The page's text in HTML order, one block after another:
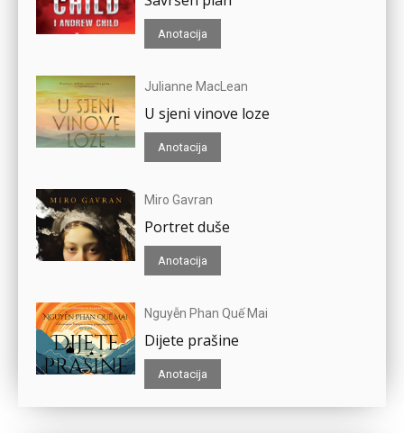
Anotacija
Julianne MacLean
U sjeni vinove loze
Anotacija
Miro Gavran
Portret duše
Anotacija
Nguyễn Phan Quế Mai
Dijete prašine
Anotacija